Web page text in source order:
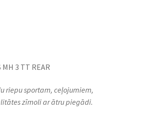
MH 3 TT REAR
riepu sportam, ceļojumiem,
zīmoli ar ātru piegādi.